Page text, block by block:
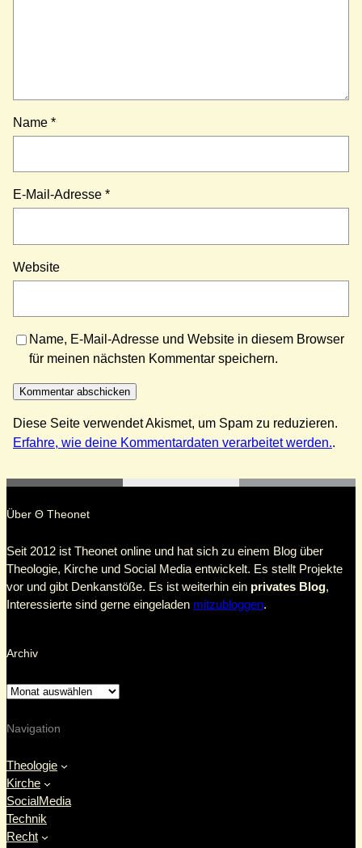
Name *
E-Mail-Adresse *
Website
Name, E-Mail-Adresse und Website in diesem Browser
für meinen nächsten Kommentar speichern.
Diese Seite verwendet Akismet, um Spam zu reduzieren.
Erfahre, wie deine Kommentardaten verarbeitet werden..
Über Θ Theonet
Seit 2012 ist Theonet online und hat sich zu einem Blog über
Theologie, Kirche und Social Media entwickelt. Es stellt Projekte
vor und gibt Denkanstöße. Es ist weiterhin ein privates Blog,
Interessierte sind gerne eingeladen mitzubloggen.
Archiv
Navigation
Theologie
Kirche
SocialMedia
Technik
Recht